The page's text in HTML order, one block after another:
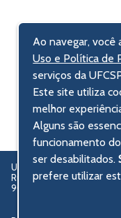
UFCSPA – Universidade
Rua Sarmento Leite, 245 -
90050-170 Porto Alegre, RS,
Ao navegar, você
Uso e Política de
serviços da
Este site utiliza
melhor
Alguns são
funcionamento
ser desabilitados.
prefere utilizar